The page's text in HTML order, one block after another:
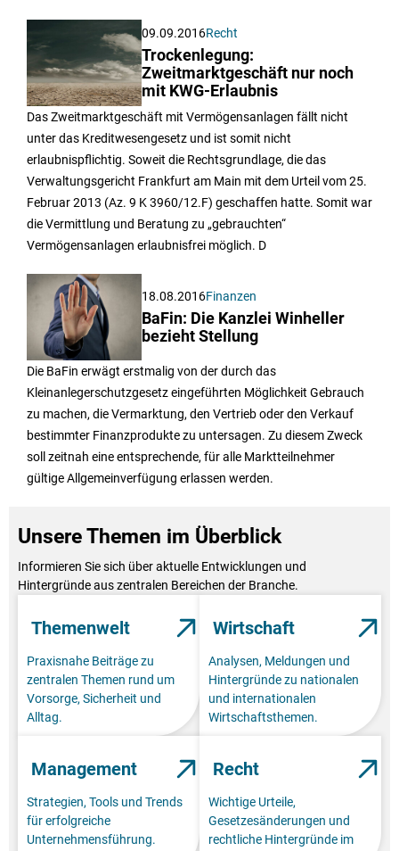
09.09.2016Recht
Trockenlegung:
Zweitmarktgeschäft nur noch
mit KWG-Erlaubnis
Das Zweitmarktgeschäft mit Vermögensanlagen fällt nicht
unter das Kreditwesengesetz und ist somit nicht
erlaubnispflichtig. Soweit die Rechtsgrundlage, die das
Verwaltungsgericht Frankfurt am Main mit dem Urteil vom 25.
Februar 2013 (Az. 9 K 3960/12.F) geschaffen hatte. Somit war
die Vermittlung und Beratung zu „gebrauchten“
Vermögensanlagen erlaubnisfrei möglich. D
18.08.2016Finanzen
BaFin: Die Kanzlei Winheller
bezieht Stellung
Die BaFin erwägt erstmalig von der durch das
Kleinanlegerschutzgesetz eingeführten Möglichkeit Gebrauch
zu machen, die Vermarktung, den Vertrieb oder den Verkauf
bestimmter Finanzprodukte zu untersagen. Zu diesem Zweck
soll zeitnah eine entsprechende, für alle Marktteilnehmer
gültige Allgemeinverfügung erlassen werden.
Unsere Themen im Überblick
Informieren Sie sich über aktuelle Entwicklungen und
Hintergründe aus zentralen Bereichen der Branche.
Themenwelt
Praxisnahe Beiträge zu
zentralen Themen rund um
Vorsorge, Sicherheit und
Alltag.
Wirtschaft
Analysen, Meldungen und
Hintergründe zu nationalen
und internationalen
Wirtschaftsthemen.
Management
Strategien, Tools und Trends
für erfolgreiche
Unternehmensführung.
Recht
Wichtige Urteile,
Gesetzesänderungen und
rechtliche Hintergründe im